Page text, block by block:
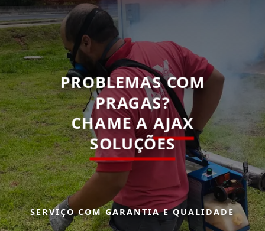
PROBLEMAS COM
PRAGAS?
CHAME AAJAX
SOLUÇÕES
SERVIÇO COM GARANTIA E QUALIDADE